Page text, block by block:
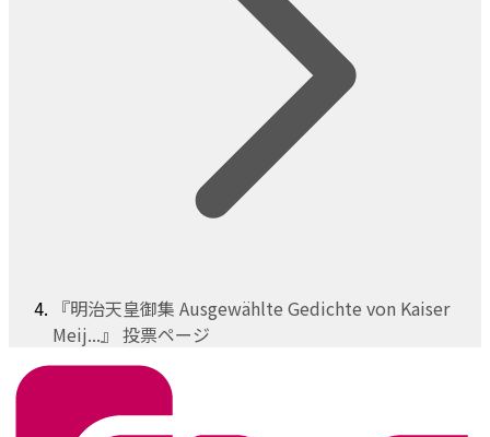
『明治天皇御集 Ausgewählte Gedichte von Kaiser
Meij...』 投票ページ